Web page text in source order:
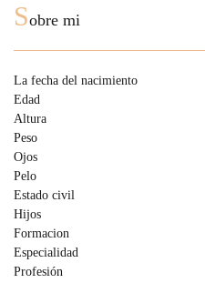
Sobre mi
La fecha del nacimiento
Edad
Altura
Peso
Ojos
Pelo
Estado civil
Hijos
Formacion
Especialidad
Profesión